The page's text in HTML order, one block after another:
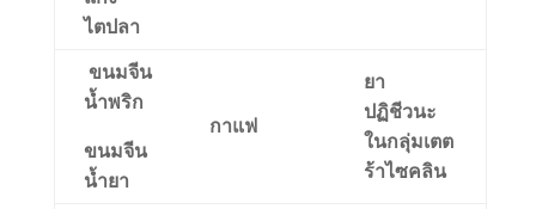
ไตปลา
ขนมจีน
น้ำพริก
ขนมจีน
น้ำยา
กาแฟ
ยา
ปฏิชีวนะ
ในกลุ่มเตต
ร้าไซคลิน